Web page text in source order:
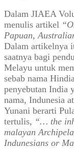
Dalam JIAEA
menulis artikel
Papuan,
Dalam artikelnya
saatnya bagi
Melayu untuk
sebab nama
penyebutan India
nama, Indunesia
Yunani berarti
tertulis, “… the
malayan
Indunesians or